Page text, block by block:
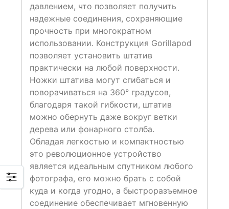
давлением, что позволяет получить
надежные соединения, сохраняющие
прочность при многократном
использовании. Конструкция Gorillapod
позволяет установить штатив
практически на любой поверхности.
Ножки штатива могут сгибаться и
поворачиваться на 360° градусов,
благодаря такой гибкости, штатив
можно обернуть даже вокруг ветки
дерева или фонарного столба.
Обладая легкостью и компактностью
это революционное устройство
является идеальным спутником любого
фотографа, его можно брать с собой
куда и когда угодно, а быстроразъемное
соединение обеспечивает мгновенную